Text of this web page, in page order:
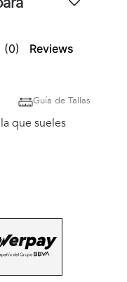
(0)
Guía de Tallas
que sueles